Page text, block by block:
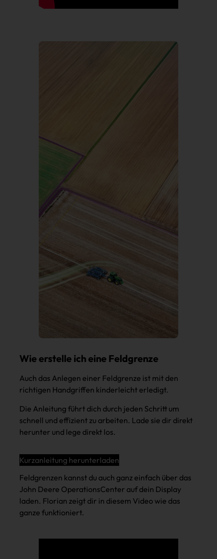
Wie erstelle ich eine Feldgrenze
Auch das Anlegen einer Feldgrenze ist mit den
richtigen Handgriffen kinderleicht erledigt.
Die Anleitung führt dich durch jeden Schritt um
schnell und effizient zu arbeiten. Lade sie dir direkt
herunter und lege direkt los.
Kurzanleitung herunterladen
Feldgrenzen kannst du auch ganz einfach über das
John Deere OperationsCenter auf dein Display
laden. Florian zeigt dir in diesem Video wie das
ganze funktioniert.